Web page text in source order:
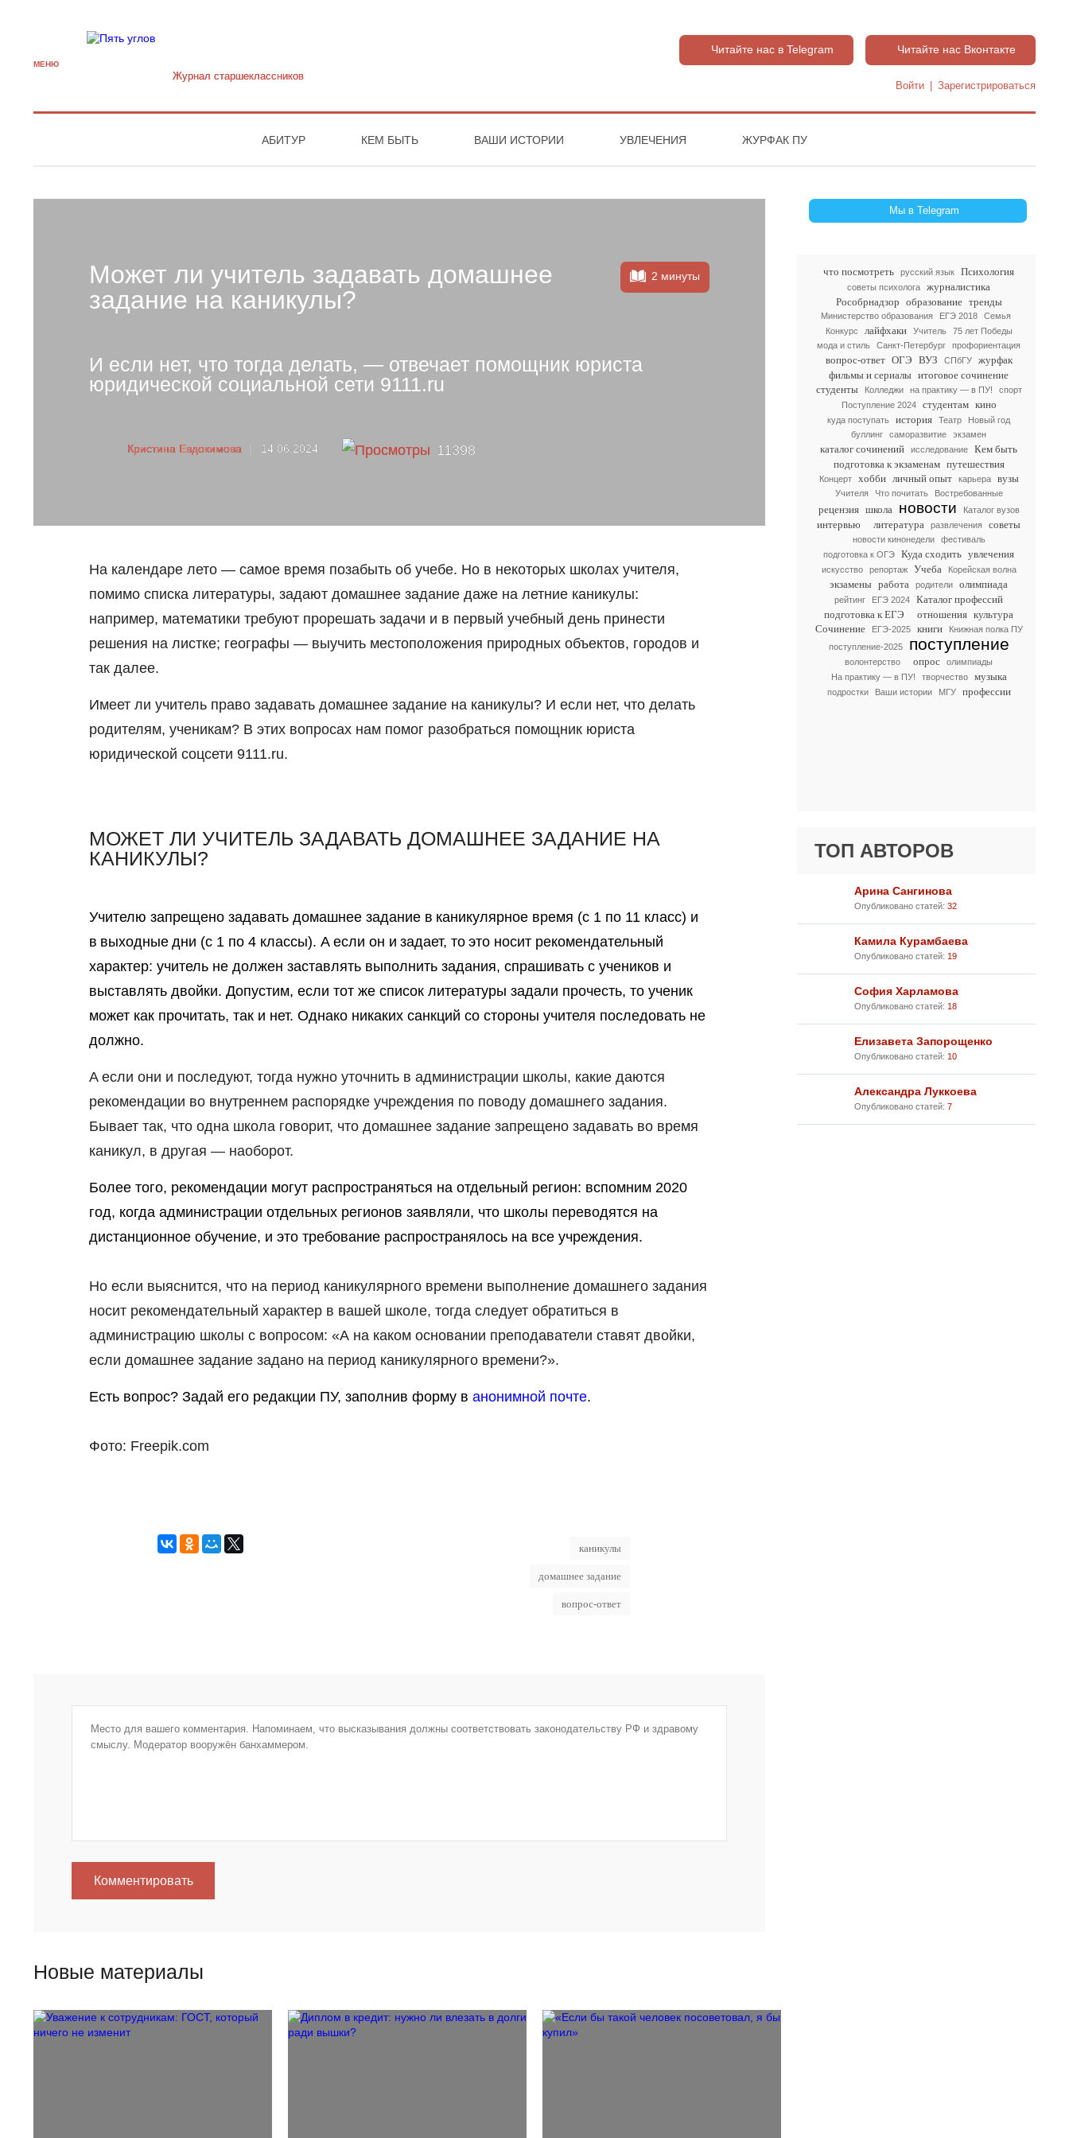
МЕНЮ
Журнал старшекласcников
Читайте нас в Telegram Читайте нас Вконтакте
Войти Зарегистрироваться
АБИТУР КЕМ БЫТЬ ВАШИ ИСТОРИИ УВЛЕЧЕНИЯ ЖУРФАК ПУ
Мы в Telegram
что посмотреть русский язык Психология
советы психолога
журналистика
Рособрнадзор образование тренды
Министерство образования ЕГЭ 2018
Семья
Конкурс
лайфхаки Учитель
75 лет Победы
мода и стиль
Санкт-Петербург профориентация
вопрос-ответ ОГЭ ВУЗ СПбГУ
журфак
фильмы и сериалы итоговое сочинение
студенты
Колледжи на практику — в ПУ!
спорт
Поступление 2024
студентам кино
куда поступать история Театр
Новый год
буллинг
саморазвитие экзамен
каталог сочинений исследование
Кем быть
подготовка к экзаменам путешествия
Концерт хобби личный опыт карьера вузы
Учителя Что почитать Востребованные
рецензия школа новости Каталог вузов
интервью литература развлечения советы
новости кинонедели
фестиваль
подготовка к ОГЭ
Куда сходить увлечения
искусство репортаж Учеба Корейская волна
экзамены работа родители олимпиада
рейтинг ЕГЭ 2024
Каталог профессий
подготовка к ЕГЭ
отношения культура
Сочинение
ЕГЭ-2025 книги
Книжная полка ПУ
поступление-2025
поступление
волонтерство опрос
олимпиады
На практику — в ПУ!
творчество музыка
подростки Ваши истории МГУ профессии
ТОП АВТОРОВ
Арина Сангинова
Опубликовано статей: 32
Камила Курамбаева
Опубликовано статей: 19
София Харламова
Опубликовано статей: 18
Елизавета Запорощенко
Опубликовано статей: 10
Александра Луккоева
Опубликовано статей: 7
Может ли учитель задавать домашнее
задание на каникулы?
2 минуты
И если нет, что тогда делать, — отвечает помощник юриста
юридической социальной сети 9111.ru
Кристина Евдокимова | 14.06.2024 11398
На календаре лето — самое время позабыть об учебе. Но в некоторых школах учителя,
помимо списка литературы, задают домашнее задание даже на летние каникулы:
например, математики требуют прорешать задачи и в первый учебный день принести
решения на листке; географы — выучить местоположения природных объектов, городов и
так далее.
Имеет ли учитель право задавать домашнее задание на каникулы? И если нет, что делать
родителям, ученикам? В этих вопросах нам помог разобраться помощник юриста
юридической соцсети 9111.ru.
МОЖЕТ ЛИ УЧИТЕЛЬ ЗАДАВАТЬ ДОМАШНЕЕ ЗАДАНИЕ НА
КАНИКУЛЫ?
Учителю запрещено задавать домашнее задание в каникулярное время (с 1 по 11 класс) и
в выходные дни (с 1 по 4 классы). А если он и задает, то это носит рекомендательный
характер: учитель не должен заставлять выполнить задания, спрашивать с учеников и
выставлять двойки. Допустим, если тот же список литературы задали прочесть, то ученик
может как прочитать, так и нет. Однако никаких санкций со стороны учителя последовать не
должно.
А если они и последуют, тогда нужно уточнить в администрации школы, какие даются
рекомендации во внутреннем распорядке учреждения по поводу домашнего задания.
Бывает так, что одна школа говорит, что домашнее задание запрещено задавать во время
каникул, в другая — наоборот.
Более того, рекомендации могут распространяться на отдельный регион: вспомним 2020
год, когда администрации отдельных регионов заявляли, что школы переводятся на
дистанционное обучение, и это требование распространялось на все учреждения.
Но если выяснится, что на период каникулярного времени выполнение домашнего задания
носит рекомендательный характер в вашей школе, тогда следует обратиться в
администрацию школы с вопросом: «А на каком основании преподаватели ставят двойки,
если домашнее задание задано на период каникулярного времени?».
Есть вопрос? Задай его редакции ПУ, заполнив форму в анонимной почте.
Фото: Freepik.com
каникулы
домашнее задание
вопрос-ответ
Комментировать
Новые материалы